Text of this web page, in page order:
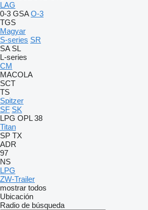
LAG
0-3 GSA O-3
TGS
Magyar
S-series SR
SA SL
L-series
CM
MACOLA
SCT
TS
Spitzer
SF SK
LPG OPL 38
Titan
SP TX
ADR
97
NS
LPG
ZW-Trailer
mostrar todos
Ubicación
Radio de búsqueda